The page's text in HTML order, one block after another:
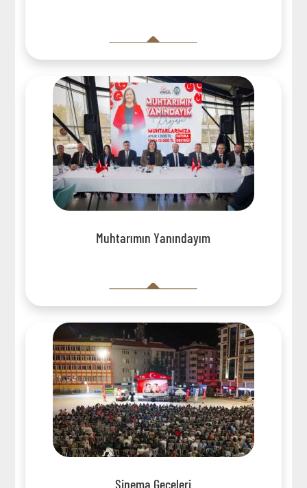
Muhtarımın Yanındayım
Sinema Geceleri